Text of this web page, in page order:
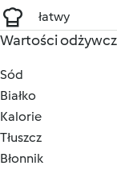
łatwy
Wartości
Sód
Białko
Kalorie
Tłuszcz
Błonnik